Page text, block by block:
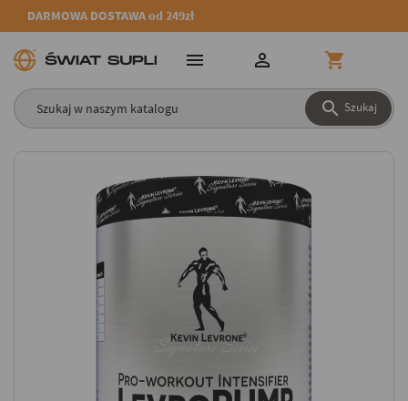
DARMOWA DOSTAWA od 249zł
 Szukaj
  